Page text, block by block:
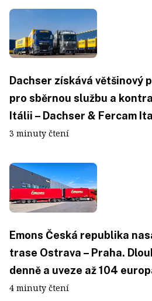
Dachser získává většinový
pro sběrnou službu a
Itálii – Dachser & Fercam
3 minuty čtení
Emons Česká republika
trase Ostrava – Praha.
denně a uveze až 104
4 minuty čtení